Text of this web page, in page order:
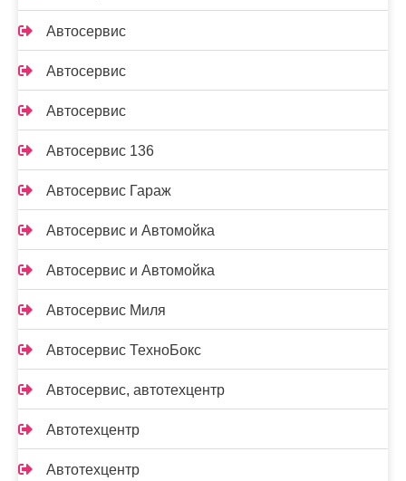
Автосервис
Автосервис
Автосервис
Автосервис 136
Автосервис Гараж
Автосервис и Автомойка
Автосервис и Автомойка
Автосервис Миля
Автосервис ТехноБокс
Автосервис, автотехцентр
Автотехцентр
Автотехцентр